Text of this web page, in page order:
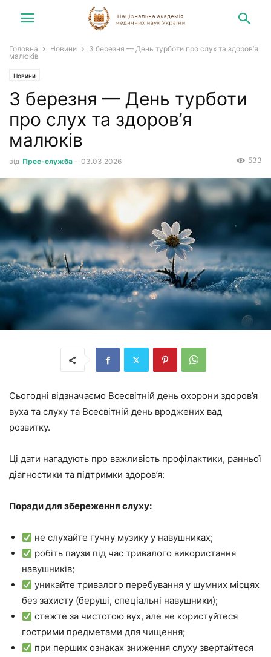
Головна Новини
3 березня — День турботи про слух та здоров’я
малюків
Новини
3 березня — День турботи
про слух та здоров’я
малюків
від Прес-служба - 03.03.2026 533
Сьогодні відзначаємо Всесвітній день охорони здоров’я
вуха та слуху та Всесвітній день вроджених вад
розвитку.
Ці дати нагадують про важливість профілактики, ранньої
діагностики та підтримки здоров’я:
Поради для збереження слуху:
не слухайте гучну музику у навушниках;
робіть паузи під час тривалого використання
навушників;
уникайте тривалого перебування у шумних місцях
без захисту (беруші, спеціальні навушники);
стежте за чистотою вух, але не користуйтеся
гострими предметами для чищення;
при перших ознаках зниження слуху звертайтеся